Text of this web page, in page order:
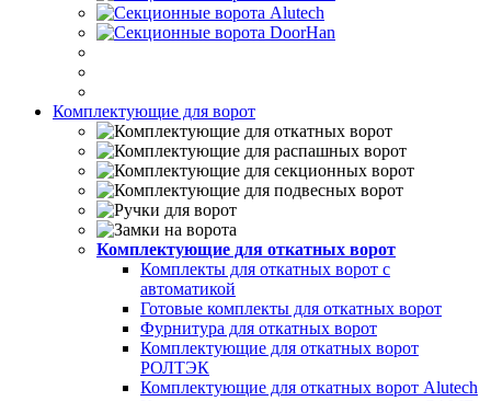
Комплектующие для ворот
Комплектующие для откатных ворот
Комплекты для откатных ворот с
автоматикой
Готовые комплекты для откатных ворот
Фурнитура для откатных ворот
Комплектующие для откатных ворот
РОЛТЭК
Комплектующие для откатных ворот Alutech